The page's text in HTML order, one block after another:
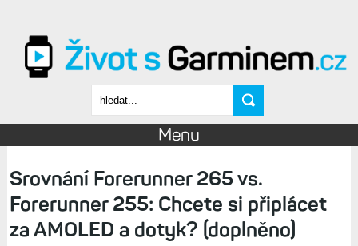
Vyhledávání
Menu
Srovnání Forerunner 265 vs.
Forerunner 255: Chcete si připlácet
za AMOLED a dotyk? (doplněno)